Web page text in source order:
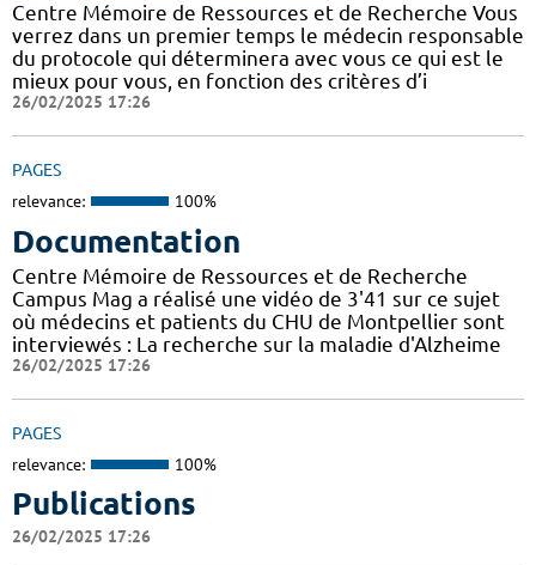
Centre Mémoire de Ressources et de Recherche Vous
verrez dans un premier temps le médecin responsable
du protocole qui déterminera avec vous ce qui est le
mieux pour vous, en fonction des critères d’i
26/02/2025 17:26
PAGES
relevance: 100%
Documentation
Centre Mémoire de Ressources et de Recherche
Campus Mag a réalisé une vidéo de 3'41 sur ce sujet
où médecins et patients du CHU de Montpellier sont
interviewés : La recherche sur la maladie d'Alzheime
26/02/2025 17:26
PAGES
relevance: 100%
Publications
26/02/2025 17:26